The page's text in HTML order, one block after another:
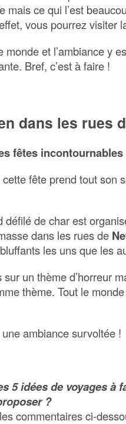
mais ce qui l’est
vous pourrez visiter
monde et l’ambiance y
Bref, c’est à faire !
dans les rues
fêtes
fête prend tout son
défilé de char est
dans les rues de
les uns que les
un thème d’horreur
thème. Tout le
ambiance survoltée !
5 idées de voyages à
?
commentaires ci-